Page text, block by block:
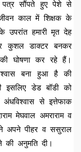
पत्र सौंपते हुए पेशे से
काल में शिक्षक के
उपरांत हमारी मृत देह
कुशल डाक्टर बनकर
घोषणा कर रहे हैं।
बना हुआ है की
इसलिए डेड बॉडी को
से इत्तेफाक
मेघवाल अमराराम व
ने अपने पीहर व ससुराल
की अनुमति दी।